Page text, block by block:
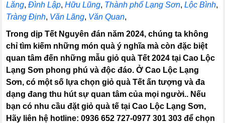
Lăng,Đình Lập,Hữu Lũng, Thành phố Lạng Sơn,Lộc Bình,
Tràng Định, Văn Lãng, Văn Quan,
Trong dịp Tết Nguyên đán năm 2024, chúng ta không
chỉ tìm kiếm những món quà ý nghĩa mà còn đặc biệt
quan tâm đến những mẫu giỏ quà Tết 2024 tại Cao Lộc
Lạng Sơn phong phú và độc đáo. Ở Cao Lộc Lạng
Sơn, có một số lựa chọn giỏ quà Tết ấn tượng và đa
dạng đang thu hút sự quan tâm của mọi người.. Nếu
bạn có nhu cầu đặt giỏ quà tế tại Cao Lộc Lạng Sơn,
Hãy liên hệ hotline: 0936 652 727-0977 301 303 để chọn